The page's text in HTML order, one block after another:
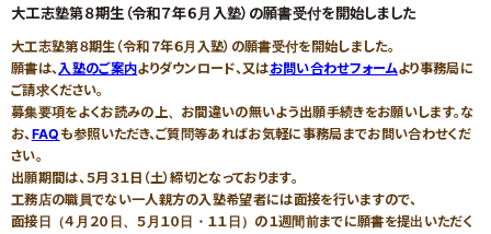
大工志塾第８期生（令和７年６月入塾）の願書受付を開始しました
大工志塾第８期生（令和７年６月入塾）の願書受付を開始しました。
願書は、入塾のご案内よりダウンロード、又はお問い合わせフォームより事務局に
ご請求ください。
募集要項をよくお読みの上、お間違いの無いよう出願手続きをお願いします。な
お、FAQ も参照いただき、ご質問等あればお気軽に事務局までお問い合わせくだ
さい。
出願期間は、５月３１日（土）締切となっております。
工務店の職員でない一人親方の入塾希望者には面接を行いますので、
面接日（４月２０日、５月１０日・１１日）の１週間前までに願書を提出いただく